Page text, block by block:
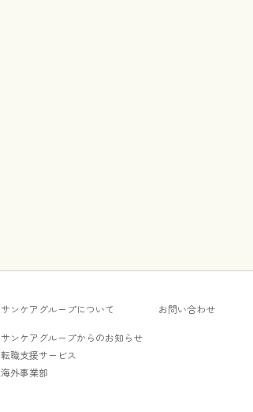
サンケアグループについて
サンケアグループからのお知らせ
転職支援サービス
海外事業部
お問い合わせ